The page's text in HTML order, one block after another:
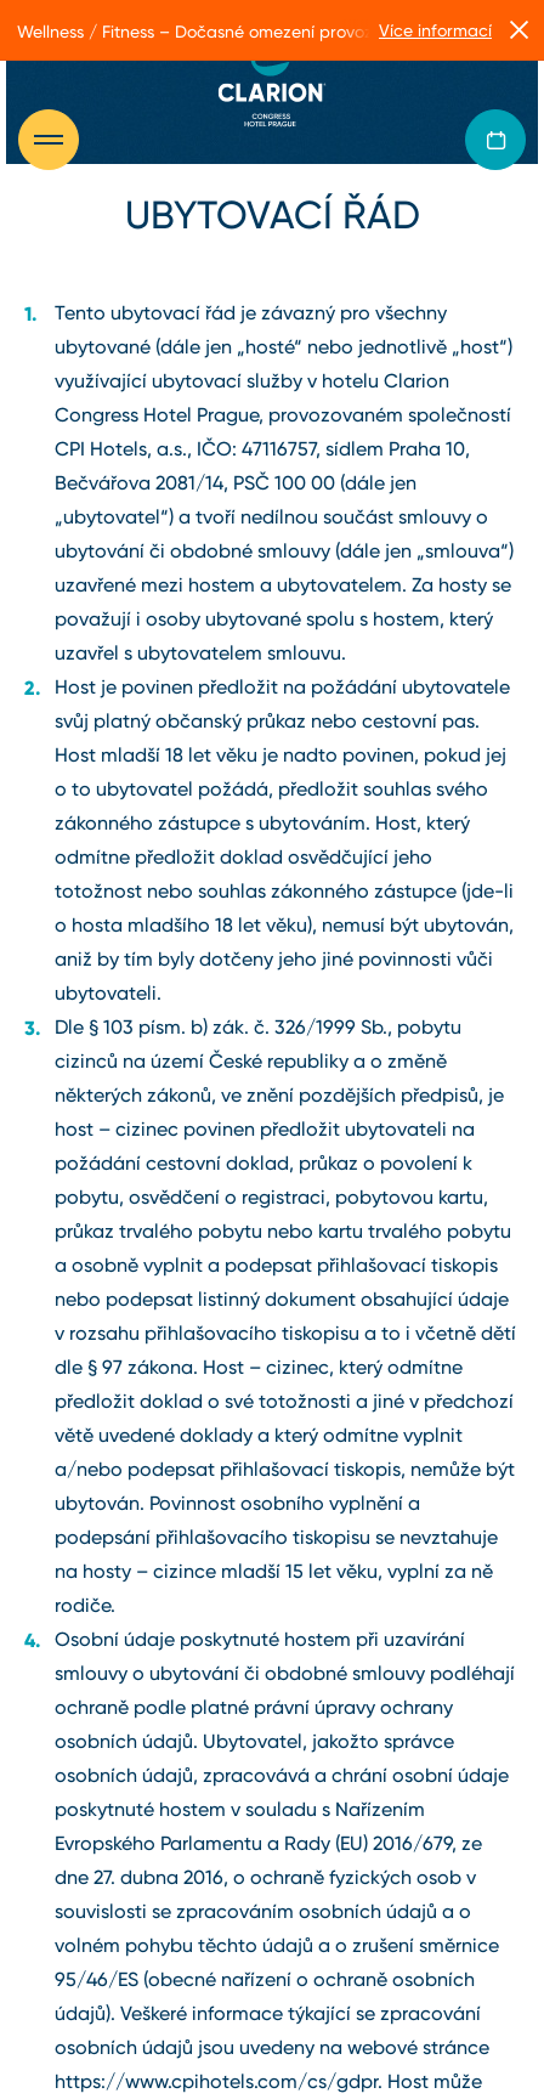
UBYTOVACÍ ŘÁD
Tento ubytovací řád je závazný pro všechny
ubytované (dále jen „hosté“ nebo jednotlivě „host“)
využívající ubytovací služby v hotelu Clarion
Congress Hotel Prague, provozovaném společností
CPI Hotels, a.s., IČO: 47116757, sídlem Praha 10,
Bečvářova 2081/14, PSČ 100 00 (dále jen
„ubytovatel“) a tvoří nedílnou součást smlouvy o
ubytování či obdobné smlouvy (dále jen „smlouva“)
uzavřené mezi hostem a ubytovatelem. Za hosty se
považují i osoby ubytované spolu s hostem, který
uzavřel s ubytovatelem smlouvu.
Host je povinen předložit na požádání ubytovatele
svůj platný občanský průkaz nebo cestovní pas.
Host mladší 18 let věku je nadto povinen, pokud jej
o to ubytovatel požádá, předložit souhlas svého
zákonného zástupce s ubytováním. Host, který
odmítne předložit doklad osvědčující jeho
totožnost nebo souhlas zákonného zástupce (jde-li
o hosta mladšího 18 let věku), nemusí být ubytován,
aniž by tím byly dotčeny jeho jiné povinnosti vůči
ubytovateli.
Dle § 103 písm. b) zák. č. 326/1999 Sb., pobytu
cizinců na území České republiky a o změně
některých zákonů, ve znění pozdějších předpisů, je
host – cizinec povinen předložit ubytovateli na
požádání cestovní doklad, průkaz o povolení k
pobytu, osvědčení o registraci, pobytovou kartu,
průkaz trvalého pobytu nebo kartu trvalého pobytu
a osobně vyplnit a podepsat přihlašovací tiskopis
nebo podepsat listinný dokument obsahující údaje
v rozsahu přihlašovacího tiskopisu a to i včetně dětí
dle § 97 zákona. Host – cizinec, který odmítne
předložit doklad o své totožnosti a jiné v předchozí
větě uvedené doklady a který odmítne vyplnit
a/nebo podepsat přihlašovací tiskopis, nemůže být
ubytován. Povinnost osobního vyplnění a
podepsání přihlašovacího tiskopisu se nevztahuje
na hosty – cizince mladší 15 let věku, vyplní za ně
rodiče.
Osobní údaje poskytnuté hostem při uzavírání
smlouvy o ubytování či obdobné smlouvy podléhají
ochraně podle platné právní úpravy ochrany
osobních údajů. Ubytovatel, jakožto správce
osobních údajů, zpracovává a chrání osobní údaje
poskytnuté hostem v souladu s Nařízením
Evropského Parlamentu a Rady (EU) 2016/679, ze
dne 27. dubna 2016, o ochraně fyzických osob v
souvislosti se zpracováním osobních údajů a o
volném pohybu těchto údajů a o zrušení směrnice
95/46/ES (obecné nařízení o ochraně osobních
údajů). Veškeré informace týkající se zpracování
osobních údajů jsou uvedeny na webové stránce
https://www.cpihotels.com/cs/gdpr. Host může
Wellness / Fitness – Dočasné omezení provozuVíce informací